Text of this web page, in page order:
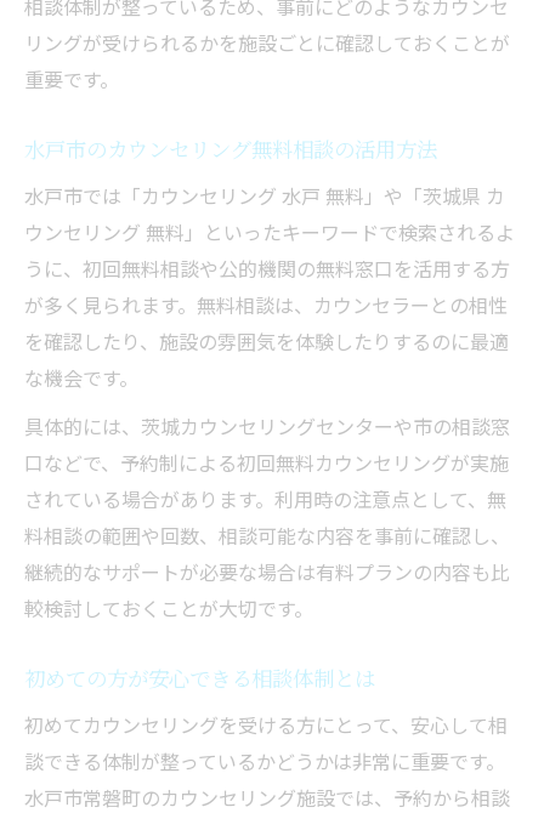
イント
水戸の心理カウンセリング茨城の実力とは
口コミや評判を活かした相談先の比較ポイント
カウンセリングの口コミを比較する際の注
茨城カウンセリングセンターレビューの活
用法
水戸市で人気のカウンセリングの選び方
体験談から分かるカウンセリング施設の実
態
自分らしい相談先を見つける選択のヒント
自分に合うカウンセリング施設の探し方
選んでよかったと思える相談先の条件
カウンセリングの無料体験活用とメリット
茨城のカウンセリングおすすめ理由を解説
相談体制が整っているため、事前にどのようなカウンセ
リングが受けられるかを施設ごとに確認しておくことが
重要です。
水戸市のカウンセリング無料相談の活用方法
水戸市では「カウンセリング 水戸 無料」や「茨城県 カ
ウンセリング 無料」といったキーワードで検索されるよ
うに、初回無料相談や公的機関の無料窓口を活用する方
が多く見られます。無料相談は、カウンセラーとの相性
を確認したり、施設の雰囲気を体験したりするのに最適
な機会です。
具体的には、茨城カウンセリングセンターや市の相談窓
口などで、予約制による初回無料カウンセリングが実施
されている場合があります。利用時の注意点として、無
料相談の範囲や回数、相談可能な内容を事前に確認し、
継続的なサポートが必要な場合は有料プランの内容も比
較検討しておくことが大切です。
初めての方が安心できる相談体制とは
初めてカウンセリングを受ける方にとって、安心して相
談できる体制が整っているかどうかは非常に重要です。
水戸市常磐町のカウンセリング施設では、予約から相談